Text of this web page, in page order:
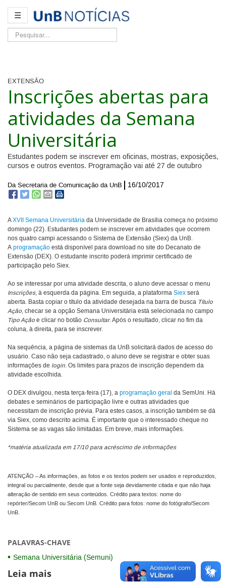
☰
Pesquisar...
EXTENSÃO
Inscrições abertas para
atividades da Semana
Universitária
Estudantes podem se inscrever em oficinas, mostras, exposições,
cursos e outros eventos. Programação vai até 27 de outubro
Da Secretaria de Comunicação da UnB 16/10/2017
AXVII Semana Universitária da Universidade de Brasília começa no próximo
domingo (22). Estudantes podem se inscrever em atividades que ocorrem
nos quatro campi acessando o Sistema de Extensão (Siex) da UnB.
A programação está disponível para download no site do Decanato de
Extensão (DEX). O estudante inscrito poderá imprimir certificado de
participação pelo Siex.
Ao se interessar por uma atividade descrita, o aluno deve acessar o menu
Inscrições, à esquerda da página. Em seguida, a plataforma Siex será
aberta. Basta copiar o título da atividade desejada na barra de busca Título
Ação, checar se a opção Semana Universitária está selecionada no campo
Tipo Ação e clicar no botão Consultar. Após o resultado, clicar no fim da
coluna, à direita, para se inscrever.
Na sequência, a página de sistemas da UnB solicitará dados de acesso do
usuário. Caso não seja cadastrado, o aluno deve se registrar e obter suas
informações de login. Os limites para prazos de inscrição dependem da
atividade escolhida.
O DEX divulgou, nesta terça-feira (17), a programação geral da SemUni. Há
debates e seminários de participação livre e outras atividades que
necessitam de inscrição prévia. Para estes casos, a inscrição também se dá
via Siex, como descrito acima. É importante que o interessado cheque no
Sistema se as vagas são limitadas. Em breve, mais informações.
*matéria atualizada em 17/10 para acréscimo de informações
ATENÇÃO – As informações, as fotos e os textos podem ser usados e reproduzidos,
integral ou parcialmente, desde que a fonte seja devidamente citada e que não haja
alteração de sentido em seus conteúdos. Crédito para textos: nome do
repórter/Secom UnB ou Secom UnB. Crédito para fotos: nome do fotógrafo/Secom
UnB.
PALAVRAS-CHAVE
Semana Universitária (Semuni)
Leia mais